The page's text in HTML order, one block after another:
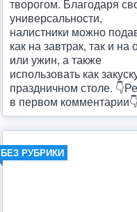
творогом. Благодаря
универсальности,
налистники можно
как на завтрак, так и на
или ужин, а также
использовать как
праздничном столе.
в первом комментарии👇
БЕЗ РУБРИКИ